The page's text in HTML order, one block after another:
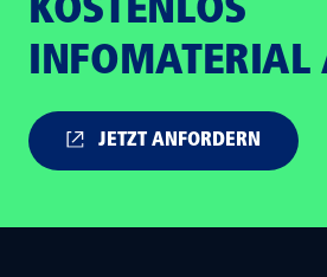
KOSTENLOS
INFOMATERIAL
JETZT ANFORDERN